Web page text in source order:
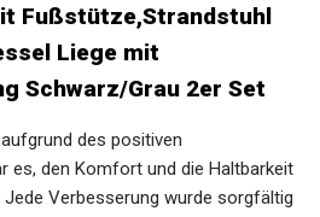
Fußstütze,Strandstuhl
Liege mit
Schwarz/Grau 2er Set
des positiven
es, den Komfort und die Haltbarkeit
Verbesserung wurde sorgfältig